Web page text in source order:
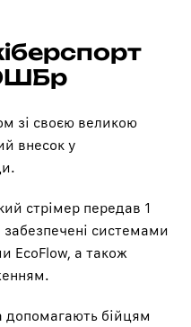
зі своєю великою
внесок у
стрімер передав 1
забезпечені системами
EcoFlow, а також
допомагають бійцям